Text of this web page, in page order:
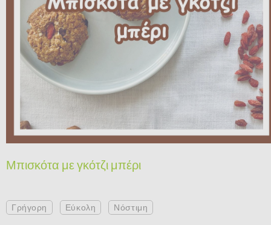
Μπισκότα με γκότζι μπέρι
Γρήγορη Εύκολη Νόστιμη